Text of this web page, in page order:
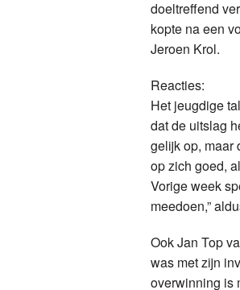
doeltreffend
kopte na een
Jeroen Krol.
Reacties:
Het jeugdige
dat de uitslag
gelijk op, maar
op zich goed,
Vorige week
meedoen,”
Ook Jan Top
was met zijn
overwinning is